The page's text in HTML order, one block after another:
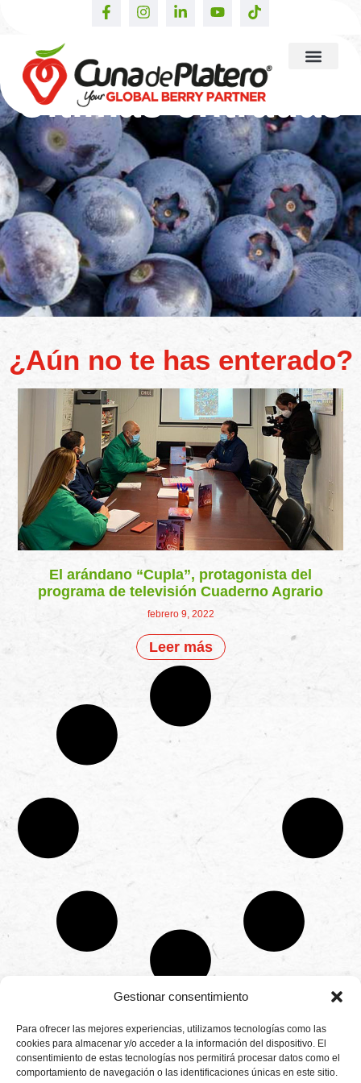
Gestionar consentimiento
Para ofrecer las mejores experiencias, utilizamos tecnologías como las
cookies para almacenar y/o acceder a la información del dispositivo. El
consentimiento de estas tecnologías nos permitirá procesar datos como el
comportamiento de navegación o las identificaciones únicas en este sitio.
Últimas entradas
¿Aún no te has enterado?
El arándano “Cupla”, protagonista del
programa de televisión Cuaderno Agrario
febrero 9, 2022
Leer más
Productores
de
fresas,
CONTÁCTANOS
Camino de
Montemayor s/n
21800 Moguer.
Huelva ESPAÑA.
Aviso legal
Política de
privacidad